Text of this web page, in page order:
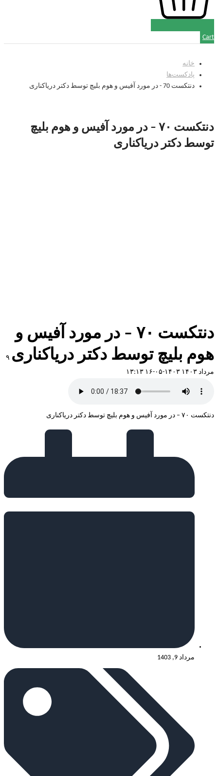
Cart
خانه
پادکست‌‌ها
دنتکست 70 - در مورد آفیس و هوم بلیچ توسط دکتر دریاکناری
دنتکست ۷۰ – در مورد آفیس و هوم بلیچ
توسط دکتر دریاکناری
دنتکست ۷۰ – در مورد آفیس و
هوم بلیچ توسط دکتر دریاکناری ۹
مرداد ۱۴۰۳
۱۴۰۳-۰۵-۱۶ ۱۳:۱۳
دنتکست ۷۰ – در مورد آفیس و هوم بلیچ توسط دکتر دریاکناری
مرداد 9, 1403